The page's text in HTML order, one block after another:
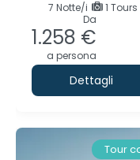
7 Notte/i 1
Da
1.258 €
a persona
Dettagli
Tour